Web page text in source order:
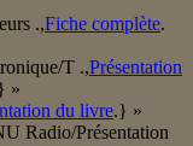
.,Fiche complète.
T .,Présentation
»
du livre.} »
Radio/Présentation